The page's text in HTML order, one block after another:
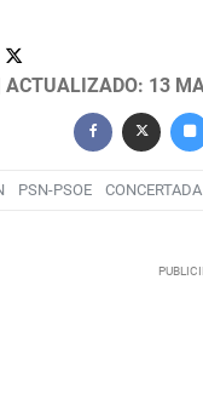
13
PSN-PSOE CONCERTADA